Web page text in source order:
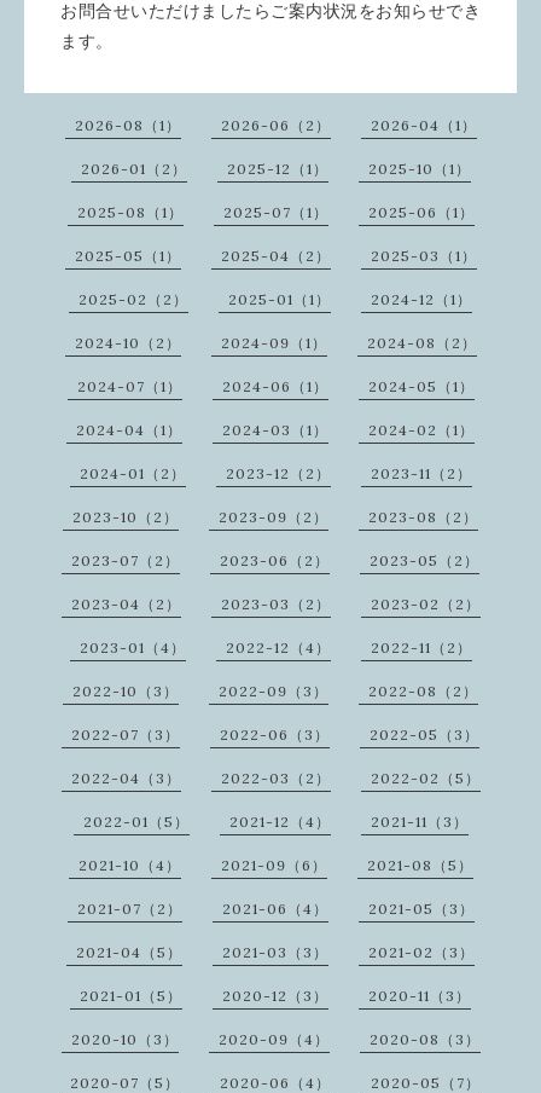
お問合せいただけましたらご案内状況をお知らせでき
ます。
2026-08（1） 2026-06（2） 2026-04（1）
2026-01（2） 2025-12（1） 2025-10（1）
2025-08（1） 2025-07（1） 2025-06（1）
2025-05（1） 2025-04（2） 2025-03（1）
2025-02（2） 2025-01（1） 2024-12（1）
2024-10（2） 2024-09（1） 2024-08（2）
2024-07（1） 2024-06（1） 2024-05（1）
2024-04（1） 2024-03（1） 2024-02（1）
2024-01（2） 2023-12（2） 2023-11（2）
2023-10（2） 2023-09（2） 2023-08（2）
2023-07（2） 2023-06（2） 2023-05（2）
2023-04（2） 2023-03（2） 2023-02（2）
2023-01（4） 2022-12（4） 2022-11（2）
2022-10（3） 2022-09（3） 2022-08（2）
2022-07（3） 2022-06（3） 2022-05（3）
2022-04（3） 2022-03（2） 2022-02（5）
2022-01（5） 2021-12（4） 2021-11（3）
2021-10（4） 2021-09（6） 2021-08（5）
2021-07（2） 2021-06（4） 2021-05（3）
2021-04（5） 2021-03（3） 2021-02（3）
2021-01（5） 2020-12（3） 2020-11（3）
2020-10（3） 2020-09（4） 2020-08（3）
2020-07（5） 2020-06（4） 2020-05（7）